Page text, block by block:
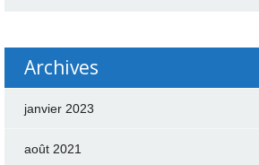
Archives
janvier 2023
août 2021